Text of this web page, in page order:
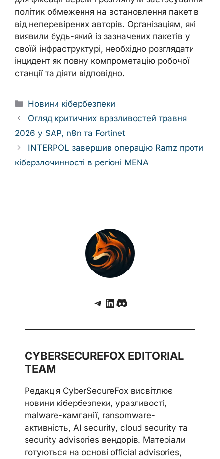
політик обмеження на встановлення пакетів
від неперевірених авторів. Організаціям, які
виявили будь-який із зазначених пакетів у
своїй інфраструктурі, необхідно розглядати
інцидент як повну компрометацію робочої
станції та діяти відповідно.
Categories
Новини кібербезпеки
Огляд критичних вразливостей травня
2026 у SAP, n8n та Fortinet
INTERPOL завершив операцію Ramz проти
кіберзлочинності в регіоні MENA
Telegram
LinkedIn
Discord
CYBERSECUREFOX EDITORIAL
TEAM
Редакція CyberSecureFox висвітлює
новини кібербезпеки, уразливості,
malware-кампанії, ransomware-
активність, AI security, cloud security та
security advisories вендорів. Матеріали
готуються на основі official advisories,